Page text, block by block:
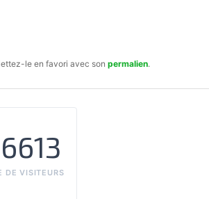
le en favori avec son permalien.
DE VISITEURS